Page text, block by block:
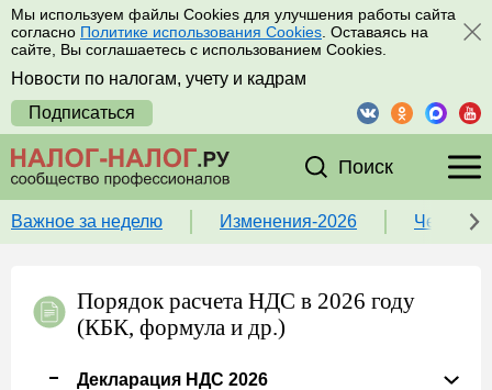
Мы используем файлы Cookies для улучшения работы сайта
согласно Политике использования Cookies . Оставаясь на
сайте, Вы соглашаетесь с использованием Cookies.
Новости по налогам, учету и кадрам
Подписаться
Поиск
Важное за неделю Изменения-2026 Чек-
Порядок расчета НДС в 2026 году
(КБК, формула и др.)
Декларация НДС 2026